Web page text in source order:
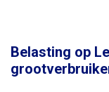
Belasting op